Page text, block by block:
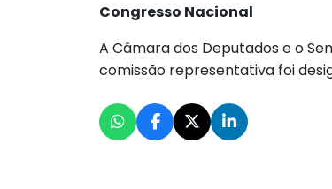
Congresso Nacional
A Câmara dos Deputados e o
comissão representativa foi